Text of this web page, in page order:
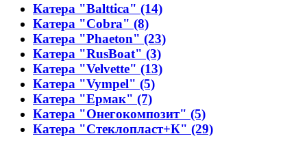
Катера "Balttica" (14)
Катера "Cobra" (8)
Катера "Phaeton" (23)
Катера "RusBoat" (3)
Катера "Velvette" (13)
Катера "Vympel" (5)
Катера "Ермак" (7)
Катера "Онегокомпозит" (5)
Катера "Стеклопласт+К" (29)